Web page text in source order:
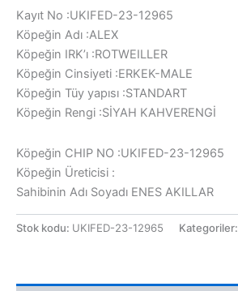
Kayıt No :UKIFED-23-12965
Köpeğin Adı :ALEX
Köpeğin IRK’ı :ROTWEILLER
Köpeğin Cinsiyeti :ERKEK-MALE
Köpeğin Tüy yapısı :STANDART
Köpeğin Rengi :SİYAH KAHVERENGİ
Köpeğin CHIP NO :UKIFED-23-12965
Köpeğin Üreticisi :
Sahibinin Adı Soyadı ENES AKILLAR
Stok kodu: UKIFED-23-12965 Kategoriler: